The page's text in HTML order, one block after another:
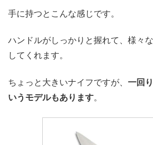
手に持つとこんな感じです。
ハンドルがしっかりと握れて、様々
してくれます。
ちょっと大きいナイフですが、 一回
いうモデルもあります。